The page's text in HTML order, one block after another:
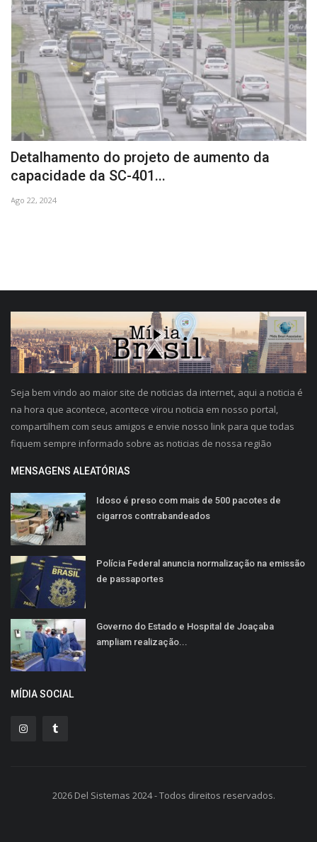
Detalhamento do projeto de aumento da
capacidade da SC-401...
Ago 22, 2024
Seja bem vindo ao maior site de noticias da internet, aqui a noticia é
na hora que acontece, acontece virou noticia em nosso portal,
compartilhem com seus amigos e envie nosso link para que todas
fiquem sempre informado sobre as noticias de nossa região
MENSAGENS ALEATÓRIAS
Idoso é preso com mais de 500 pacotes de
cigarros contrabandeados
Polícia Federal anuncia normalização na emissão
de passaportes
Governo do Estado e Hospital de Joaçaba
ampliam realização...
MÍDIA SOCIAL
2026 Del Sistemas 2024 - Todos direitos reservados.